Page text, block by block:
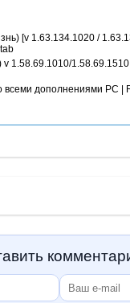
[v 1.63.134.1020 /
v 1.58.69.1010/
всеми дополнениями PC |